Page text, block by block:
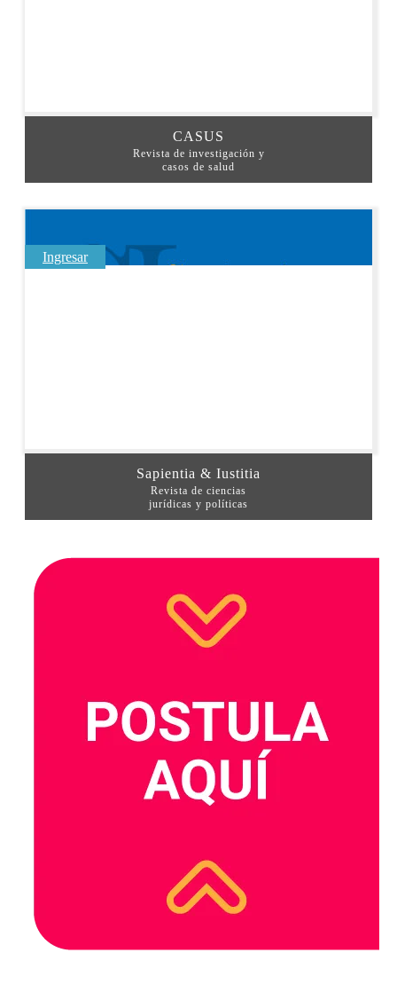
CASUS
Revista de investigación y
casos de salud
Ingresar
Sapientia & Iustitia
Revista de ciencias
jurídicas y políticas